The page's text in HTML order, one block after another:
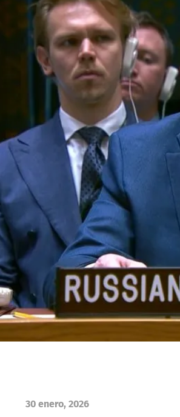
30 enero, 2026